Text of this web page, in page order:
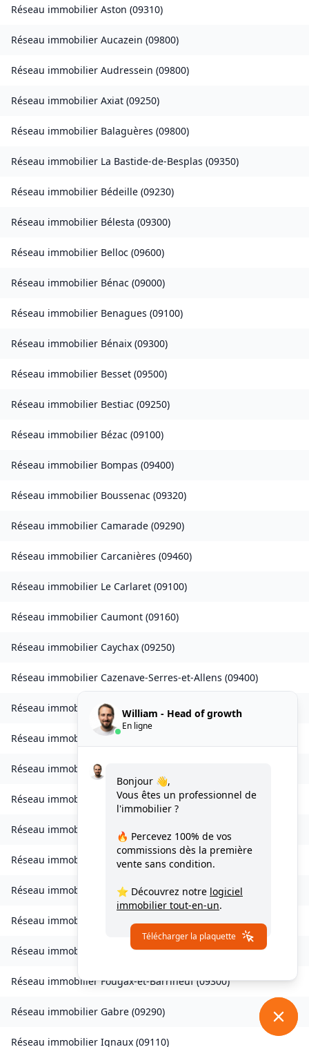
Réseau immobilier Aston (09310)
Réseau immobilier Aucazein (09800)
Réseau immobilier Audressein (09800)
Réseau immobilier Axiat (09250)
Réseau immobilier Balaguères (09800)
Réseau immobilier La Bastide-de-Besplas (09350)
Réseau immobilier Bédeille (09230)
Réseau immobilier Bélesta (09300)
Réseau immobilier Belloc (09600)
Réseau immobilier Bénac (09000)
Réseau immobilier Benagues (09100)
Réseau immobilier Bénaix (09300)
Réseau immobilier Besset (09500)
Réseau immobilier Bestiac (09250)
Réseau immobilier Bézac (09100)
Réseau immobilier Bompas (09400)
Réseau immobilier Boussenac (09320)
Réseau immobilier Camarade (09290)
Réseau immobilier Carcanières (09460)
Réseau immobilier Le Carlaret (09100)
Réseau immobilier Caumont (09160)
Réseau immobilier Caychax (09250)
Réseau immobilier Cazenave-Serres-et-Allens (09400)
Réseau immobilierCelles(09000
Réseau immobilier Château-Verdun
Réseau immobilierClermont
Réseau immobilier Coussa( 09120)
Réseau immobilier Daumazan-sur-Arize 09350
Réseau immobilier Esplas(09700)
Réseau immobilier Esplas-de-Sérou( 09420 )
Réseau immobilier (09200)
Réseau immobilier (09230)
Réseau immobilierFougax-et-Barrineuf(09300)
Réseau immobilier Gabre (09290)
Réseau immobilier Ignaux (09110)
William - Head of growth
En ligne
Bonjour 👋,
Vous êtes un professionnel de
l'immobilier ?
🔥 Percevez 100% de vos
commissions dès la première
vente sans condition.
⭐ Découvrez notre logiciel
immobilier tout-en-un.
Télécharger la plaquette